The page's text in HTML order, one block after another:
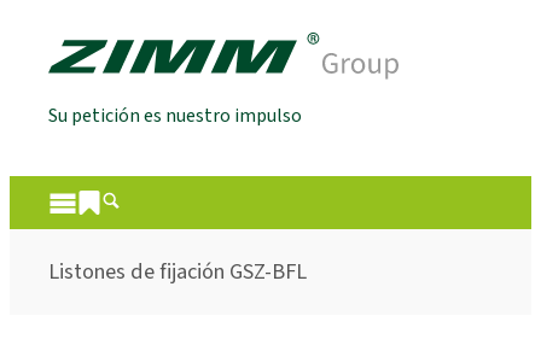
Su petición es nuestro impulso
Listones de fijación GSZ-BFL